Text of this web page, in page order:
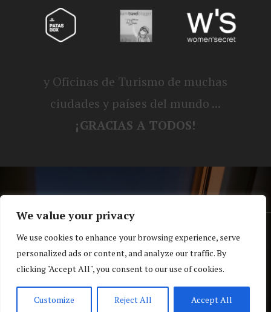
We value your privacy
We use cookies to enhance your browsing experience, serve
personalized ads or content, and analyze our traffic. By
clicking "Accept All", you consent to our use of cookies.
Customize Reject All Accept All
y Oficinas de Turismo de muchas
ciudades y países del mundo ...
¡GRACIAS A TODOS!
® Blog personal de Alex, Nerea, Turbo y
Koko |Política de privacidad y cookies
Top